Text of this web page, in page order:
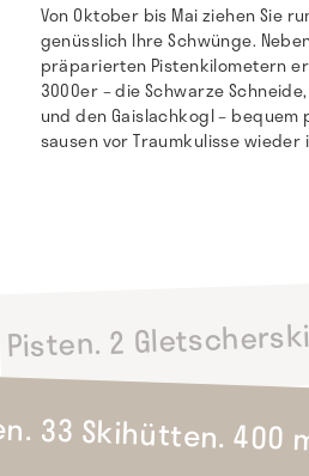
Von Oktober bis Mai ziehen Sie
genüsslich Ihre Schwünge.
präparierten Pistenkilometern
3000er – die Schwarze
und den Gaislachkogl – bequem
sausen vor Traumkulisse wieder
2
33 Skihütten. 400